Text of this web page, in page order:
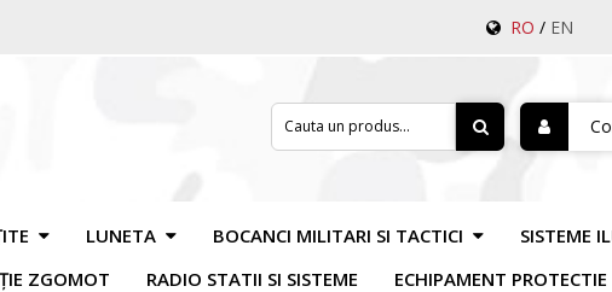
RO / EN
LUNETA BOCANCI MILITARI SI TACTICI
SISTEME
ZGOMOT RADIO STATII SI SISTEME ECHIPAMENT PROTECTIE